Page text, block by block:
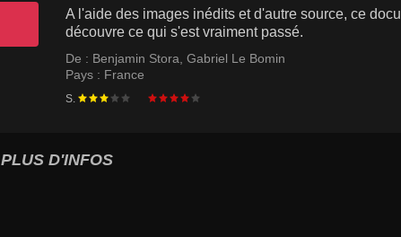
A l'aide des images inédits et d'autre source, ce
découvre ce qui s'est vraiment passé.
De : Benjamin Stora Gabriel Le Bomin
Pays : France
S.
PLUS D'INFOS